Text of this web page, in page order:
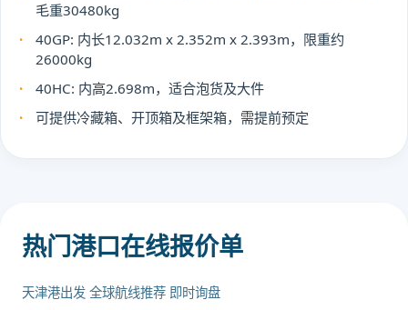
毛重30480kg
40GP: 内长12.032m x 2.352m x 2.393m，限重约
26000kg
40HC: 内高2.698m，适合泡货及大件
可提供冷藏箱、开顶箱及框架箱，需提前预定
热门港口在线报价单
天津港出发 全球航线推荐 即时询盘